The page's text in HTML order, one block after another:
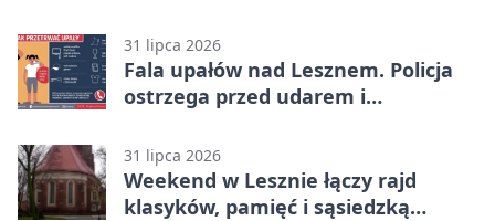
31 lipca 2026
Fala upałów nad Lesznem. Policja
ostrzega przed udarem i
31 lipca 2026
Weekend w Lesznie łączy rajd
klasyków, pamięć i sąsiedzką